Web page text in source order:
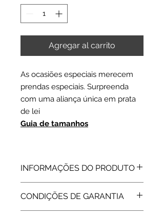
Agregar al carrito
As ocasiões especiais merecem
prendas especiais. Surpreenda
com uma aliança única em prata
de lei
Guia de tamanhos
INFORMAÇÕES DO PRODUTO
Acabamento Dourado
Largura: 6 mm
CONDIÇÕES DE GARANTIA